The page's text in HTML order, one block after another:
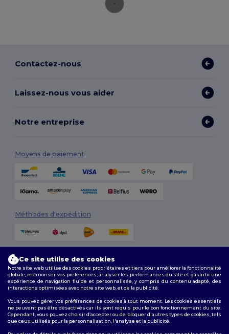
Contactez-nous
Laissez-nous vous aider
Notre entreprise
Moyens de paiement
Méthodes d'expédition
Suivez-nous
Ce site utilise des cookies
Notre site web utilise des cookies propriétaires et tiers pour améliorer la fonctionnalité
globale, mémoriser vos préférences, analyser les performances du site et garantir une
expérience de navigation fluide et personnalisée, y compris du contenu adapté, des
interactions optimisées avec notre site web, et de la publicité.
Vous pouvez gérer vos préférences de cookies à tout moment. Les cookies essentiels
ne peuvent pas être désactivés car ils sont requis pour le bon fonctionnement du site.
Cependant, vous pouvez choisir d’accepter ou de bloquer d'autres types de cookies, tels
que ceux utilisés pour la personnalisation, l'analyse et la publicité.